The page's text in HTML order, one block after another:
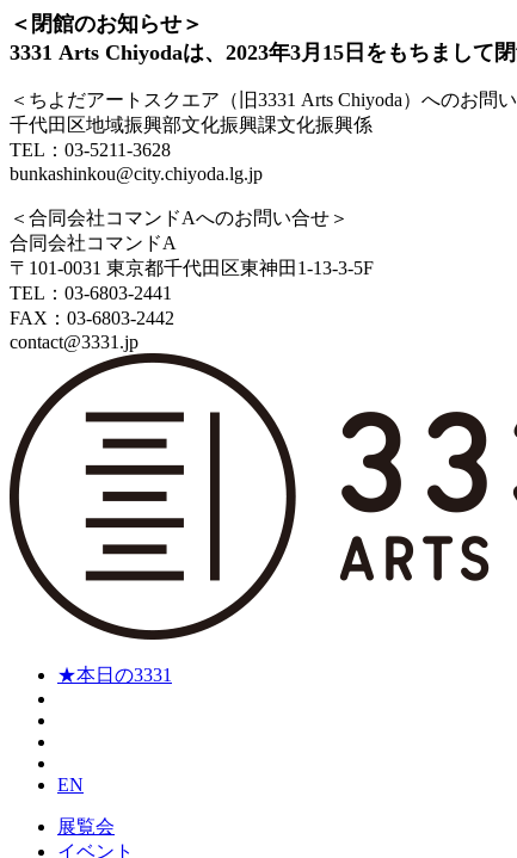
＜閉館のお知らせ＞
3331 Arts Chiyodaは、2023年3月15日をもちまして
＜ちよだアートスクエア（旧3331 Arts Chiyoda）へのお問
千代田区地域振興部文化振興課文化振興係
TEL：03-5211-3628
bunkashinkou@city.chiyoda.lg.jp
＜合同会社コマンドAへのお問い合せ＞
合同会社コマンドA
〒101-0031 東京都千代田区東神田1-13-3-5F
TEL：03-6803-2441
FAX：03-6803-2442
contact@3331.jp
★本日の3331
EN
展覧会
イベント